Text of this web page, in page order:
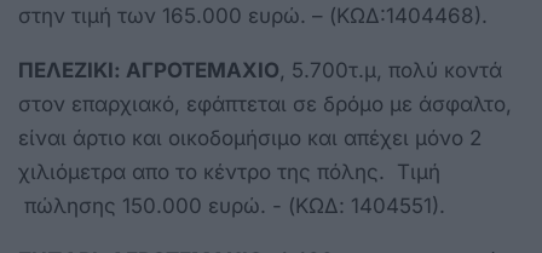
στην τιμή των 165.000 ευρώ. – (ΚΩΔ:1404468).
ΠΕΛΕΖΙΚΙ: ΑΓΡΟΤΕΜΑΧΙΟ , 5.700τ.μ, πολύ κοντά
στον επαρχιακό, εφάπτεται σε δρόμο με άσφαλτο,
είναι άρτιο και οικοδομήσιμο και απέχει μόνο 2
χιλιόμετρα απο το κέντρο της πόλης. Τιμή
πώλησης 150.000 ευρώ. - (ΚΩΔ: 1404551).